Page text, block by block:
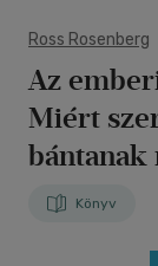
Ross Rosenberg
Az
Miért
Könyv